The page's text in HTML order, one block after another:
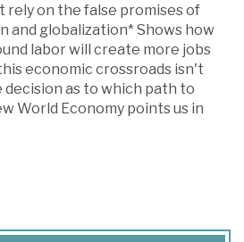
rely on the false promises of
and globalization* Shows how
labor will create more jobs
economic crossroads isn't
as to which path to
World Economy points us in